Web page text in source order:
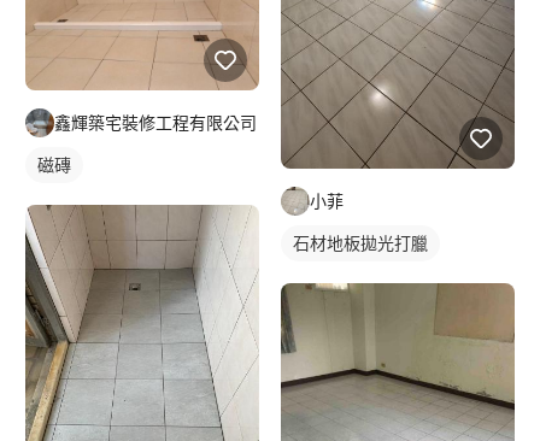
鑫輝築宅裝修工程有限公司
磁磚
小菲
石材地板拋光打臘